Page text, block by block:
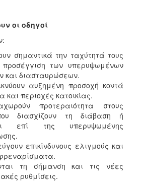
οι οδηγοί
σημαντικά την ταχύτητά τους
των υπερυψωμένων
και διασταυρώσεων.
αυξημένη προσοχή κοντά
και περιοχές κατοικίας.
προτεραιότητα στους
διασχίζουν τη διάβαση ή
επί της υπερυψωμένης
επικίνδυνους ελιγμούς και
τη σήμανση και τις νέες
ρυθμίσεις.